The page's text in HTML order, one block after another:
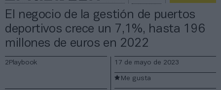
El negocio de la gestión de puertos
deportivos crece un 7,1%, hasta 196
millones de euros en 2022
2Playbook 17 de mayo de 2023
Me gusta